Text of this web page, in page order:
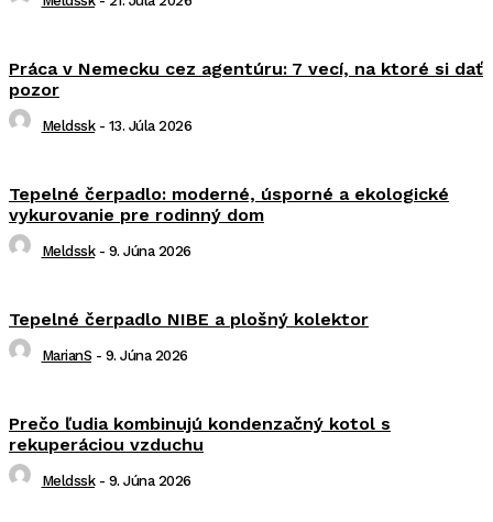
Práca v Nemecku cez agentúru: 7 vecí, na ktoré si dať
pozor
Meldssk - 13. Júla 2026
Tepelné čerpadlo: moderné, úsporné a ekologické
vykurovanie pre rodinný dom
Meldssk - 9. Júna 2026
Tepelné čerpadlo NIBE a plošný kolektor
MarianS - 9. Júna 2026
Prečo ľudia kombinujú kondenzačný kotol s
rekuperáciou vzduchu
Meldssk - 9. Júna 2026